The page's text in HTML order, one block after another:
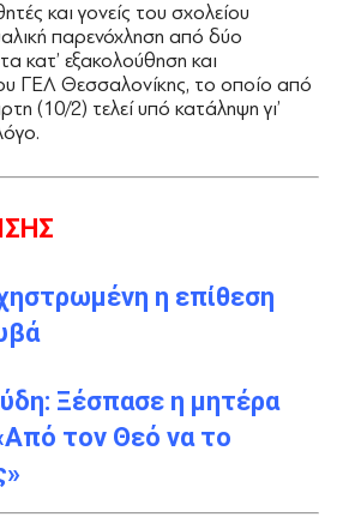
και γονείς του σχολείου
παρενόχληση από δύο
κατ’ εξακολούθηση και
ΓΕΛ Θεσσαλονίκης, το οποίο από
(10/2) τελεί υπό κατάληψη γι’
η επίθεση
Ξέσπασε η μητέρα
τον Θεό να το